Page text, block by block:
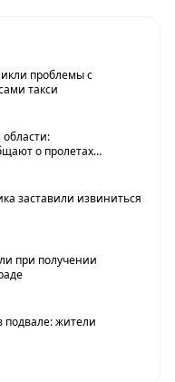
проблемы с
такси
о пролетах
заставили извиниться
при получении
подвале: жители